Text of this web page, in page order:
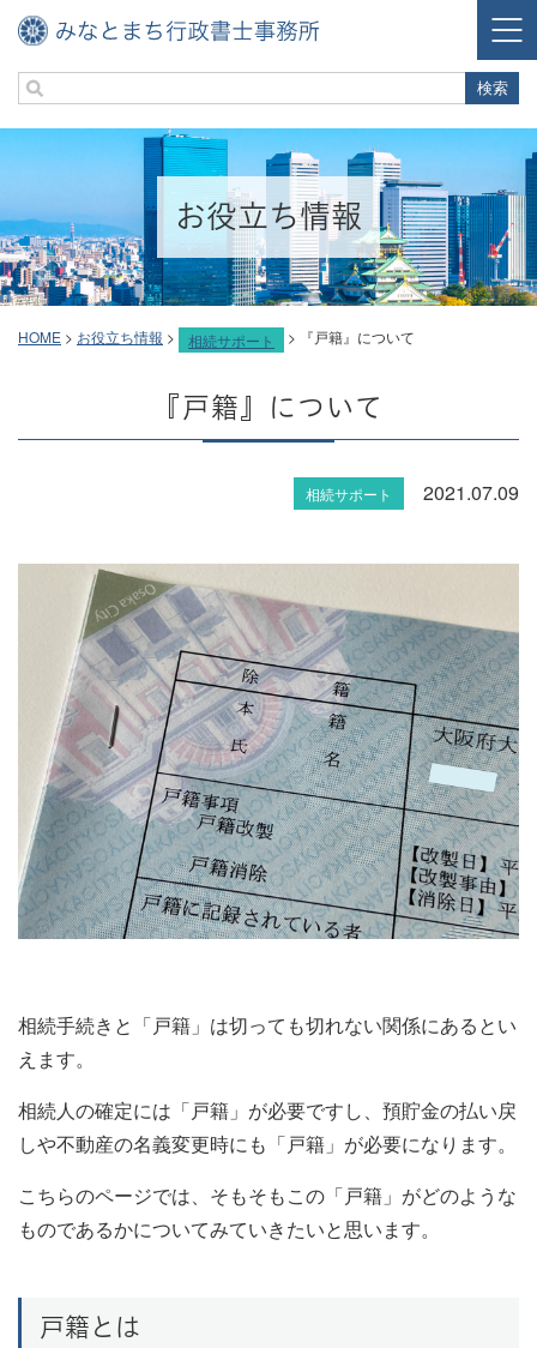
お役立ち情報
HOME > お役立ち情報 > 相続サポート > 『戸籍』について
『戸籍』について
相続サポート 2021.07.09
相続手続きと「戸籍」は切っても切れない関係にあるとい
えます。
相続人の確定には「戸籍」が必要ですし、預貯金の払い戻
しや不動産の名義変更時にも「戸籍」が必要になります。
こちらのページでは、そもそもこの「戸籍」がどのような
ものであるかについてみていきたいと思います。
戸籍とは